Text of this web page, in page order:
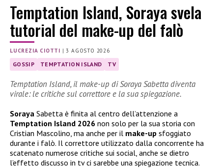
Temptation Island, Soraya svela
tutorial del make-up del falò
LUCREZIA CIOTTI |3 AGOSTO 2026
GOSSIP TEMPTATION ISLAND TV
Temptation Island, il make-up di Soraya Sabetta diventa
virale: le critiche sul correttore e la sua spiegazione.
Soraya Sabetta è finita al centro dell’attenzione a
Temptation Island 2026 non solo per la sua storia con
Cristian Mascolino, ma anche per il make-up sfoggiato
durante i falò. Il correttore utilizzato dalla concorrente ha
scatenato numerose critiche sui social, anche se dietro
l’effetto discusso in tv ci sarebbe una spiegazione tecnica.